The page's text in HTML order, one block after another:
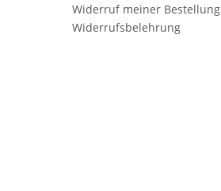
Widerruf meiner Bestellung
Widerrufsbelehrung